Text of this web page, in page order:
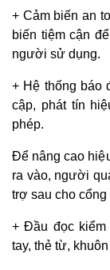
+ Cảm biến an
biến tiệm cận
người sử dụng.
+ Hệ thống báo
cập, phát tín
phép.
Để nâng cao
ra vào, người
trợ sau cho cổng
+ Đầu đọc kiểm
tay, thẻ từ,